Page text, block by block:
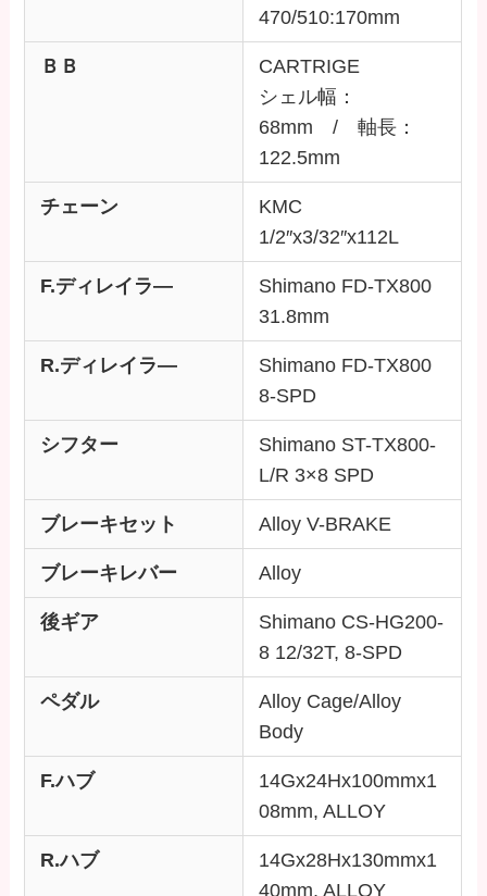
470/510:170mm
ＢＢ
CARTRIGE
シェル幅：
68mm / 軸長：
122.5mm
チェーン
KMC
1/2″x3/32″x112L
F.ディレイラ―
Shimano FD-TX800
31.8mm
R.ディレイラ―
Shimano FD-TX800
8-SPD
シフター
Shimano ST-TX800-
L/R 3×8 SPD
ブレーキセット Alloy V-BRAKE
ブレーキレバー Alloy
後ギア
Shimano CS-HG200-
8 12/32T, 8-SPD
ペダル
Alloy Cage/Alloy
Body
F.ハブ
14Gx24Hx100mmx1
08mm, ALLOY
R.ハブ
14Gx28Hx130mmx1
40mm, ALLOY